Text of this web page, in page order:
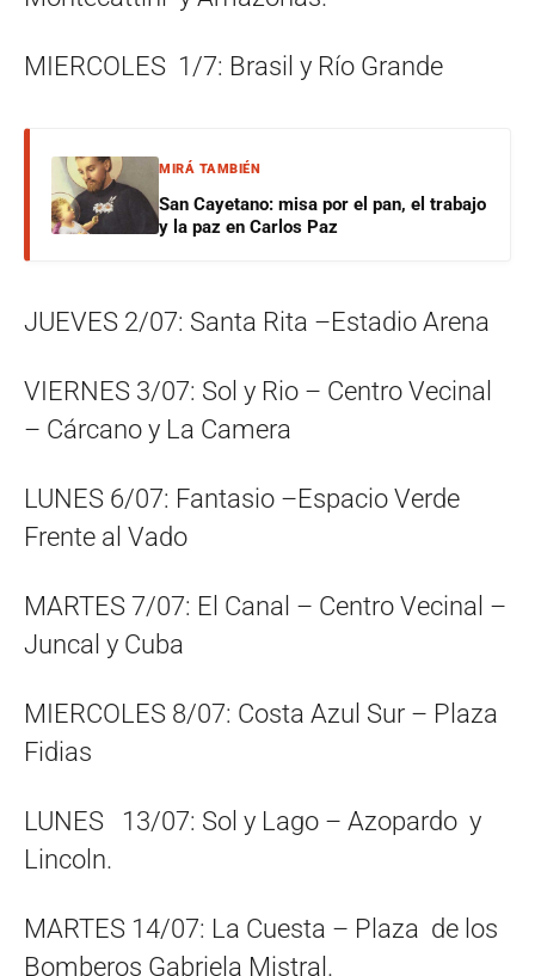
MIERCOLES 1/7: Brasil y Río Grande
MIRÁ TAMBIÉN
San Cayetano: misa por el pan, el trabajo
y la paz en Carlos Paz
JUEVES 2/07: Santa Rita –Estadio Arena
VIERNES 3/07: Sol y Rio – Centro Vecinal
– Cárcano y La Camera
LUNES 6/07: Fantasio –Espacio Verde
Frente al Vado
MARTES 7/07: El Canal – Centro Vecinal –
Juncal y Cuba
MIERCOLES 8/07: Costa Azul Sur – Plaza
Fidias
LUNES 13/07: Sol y Lago – Azopardo y
Lincoln.
MARTES 14/07: La Cuesta – Plaza de los
Bomberos Gabriela Mistral.